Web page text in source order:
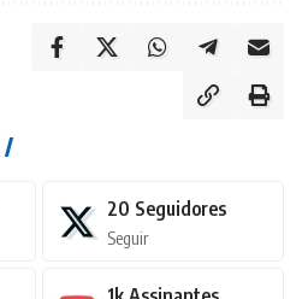
20 Seguidores
Seguir